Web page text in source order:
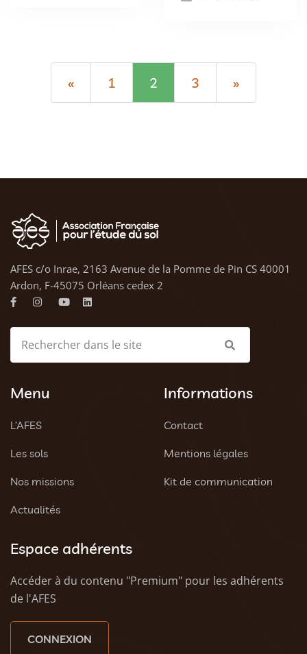
« 1 2 3 »
AFES c/o Inrae, 2163 Avenue de la Pomme de Pin CS 40001
Ardon, F-45075 Orléans cedex 2
Menu
L’AFES
Les sols
Nos missions
Actualités
Informations
Contact
Mentions légales
Kit de communication
Espace adhérents
Accéder à du contenu "Premium" pour les adhérents
de l'AFES
CONNEXION